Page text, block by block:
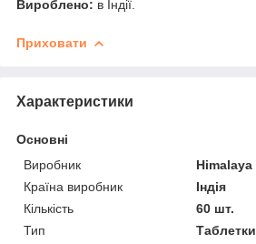
Вироблено: в Індії.
Приховати
Характеристики
Основні
Виробник
Himalaya
Країна виробник
Індія
Кількість
60 шт.
Тип
Таблетки